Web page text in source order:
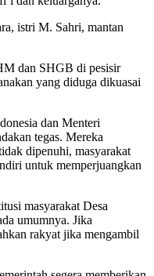
istri M. Sahri, mantan
dan SHGB di pesisir
yang diduga dikuasai
dan Menteri
tegas. Mereka
dipenuhi, masyarakat
untuk memperjuangkan
masyarakat Desa
umumnya. Jika
rakyat jika mengambil